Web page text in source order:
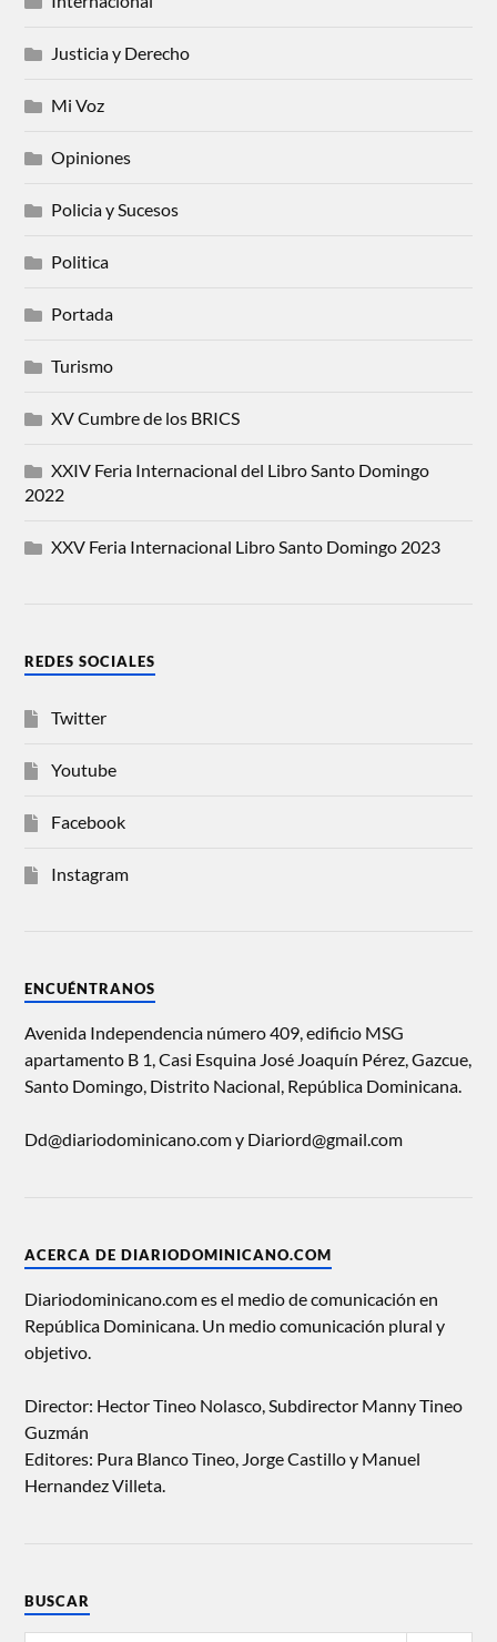
Justicia y Derecho
Mi Voz
Opiniones
Policia y Sucesos
Politica
Portada
Turismo
XV Cumbre de los BRICS
XXIV Feria Internacional del Libro Santo Domingo
2022
XXV Feria Internacional Libro Santo Domingo 2023
REDES SOCIALES
Twitter
Youtube
Facebook
Instagram
ENCUÉNTRANOS
Avenida Independencia número 409, edificio MSG
apartamento B 1, Casi Esquina José Joaquín Pérez, Gazcue,
Santo Domingo, Distrito Nacional, República Dominicana.
Dd@diariodominicano.com y Diariord@gmail.com
ACERCA DE DIARIODOMINICANO.COM
Diariodominicano.com es el medio de comunicación en
República Dominicana. Un medio comunicación plural y
objetivo.
Director: Hector Tineo Nolasco, Subdirector Manny Tineo
Guzmán
Editores: Pura Blanco Tineo, Jorge Castillo y Manuel
Hernandez Villeta.
BUSCAR